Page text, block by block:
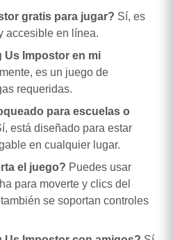
gratis para jugar? Sí, es
accesible en línea.
Us Impostor en mi
es un juego de
requeridas.
para escuelas o
está diseñado para estar
en cualquier lugar.
el juego? Puedes usar
para moverte y clics del
se soportan controles